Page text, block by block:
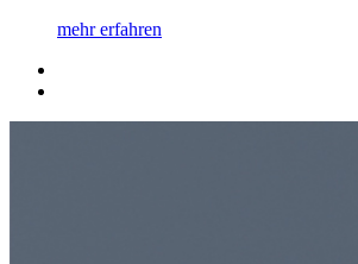
mehr erfahren